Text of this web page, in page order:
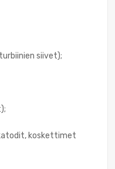
siivet);
koskettimet